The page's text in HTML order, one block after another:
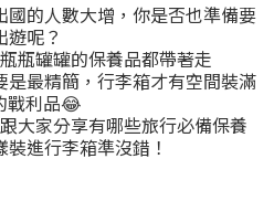
的人數大增，你是否也準備要
遊呢？
瓶罐罐的保養品都帶著走
最精簡，行李箱才有空間裝滿
戰利品😂
大家分享有哪些旅行必備保養
進行李箱準沒錯！